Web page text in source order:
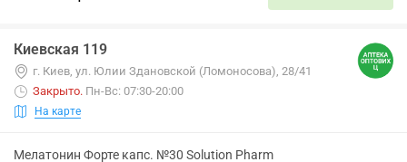
Киевская 119
г. Киев, ул. Юлии Здановской (Ломоносова), 28/41
Закрыто. Пн-Вс: 07:30-20:00
На карте
Мелатонин Форте капс. №30 Solution Pharm